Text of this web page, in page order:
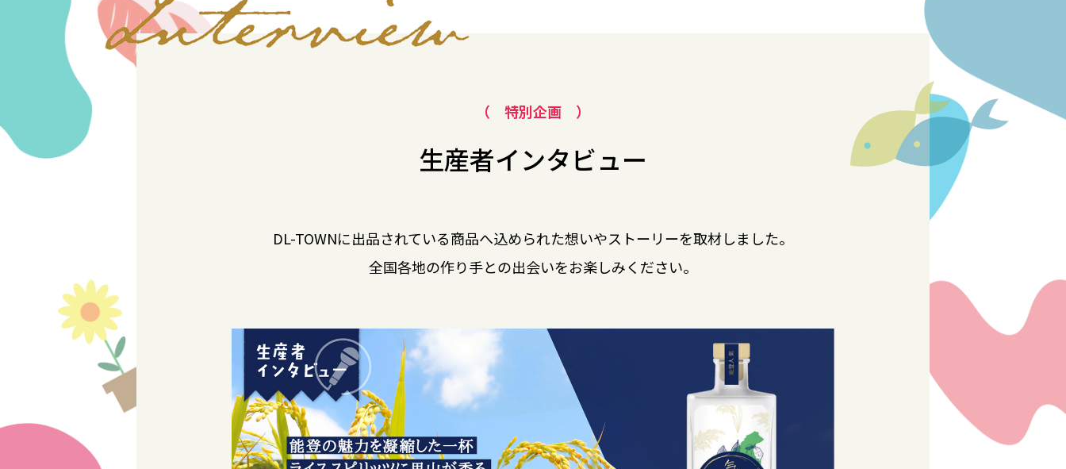
（ 特別企画 ）
生産者インタビュー
DL-TOWNに出品されている商品へ込められた想いやストーリーを取材しました。
全国各地の作り手との出会いをお楽しみください。